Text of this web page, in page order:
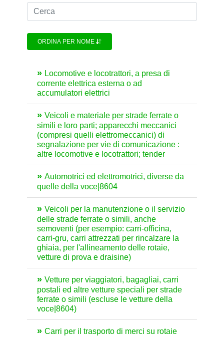
ORDINA PER NOME
Locomotive e locotrattori, a presa di
corrente elettrica esterna o ad
accumulatori elettrici
Veicoli e materiale per strade ferrate o
simili e loro parti; apparecchi meccanici
(compresi quelli elettromeccanici) di
segnalazione per vie di comunicazione :
altre locomotive e locotrattori; tender
Automotrici ed elettromotrici, diverse da
quelle della voce|8604
Veicoli per la manutenzione o il servizio
delle strade ferrate o simili, anche
semoventi (per esempio: carri-officina,
carri-gru, carri attrezzati per rincalzare la
ghiaia, per l'allineamento delle rotaie,
vetture di prova e draisine)
Vetture per viaggiatori, bagagliai, carri
postali ed altre vetture speciali per strade
ferrate o simili (escluse le vetture della
voce|8604)
Carri per il trasporto di merci su rotaie